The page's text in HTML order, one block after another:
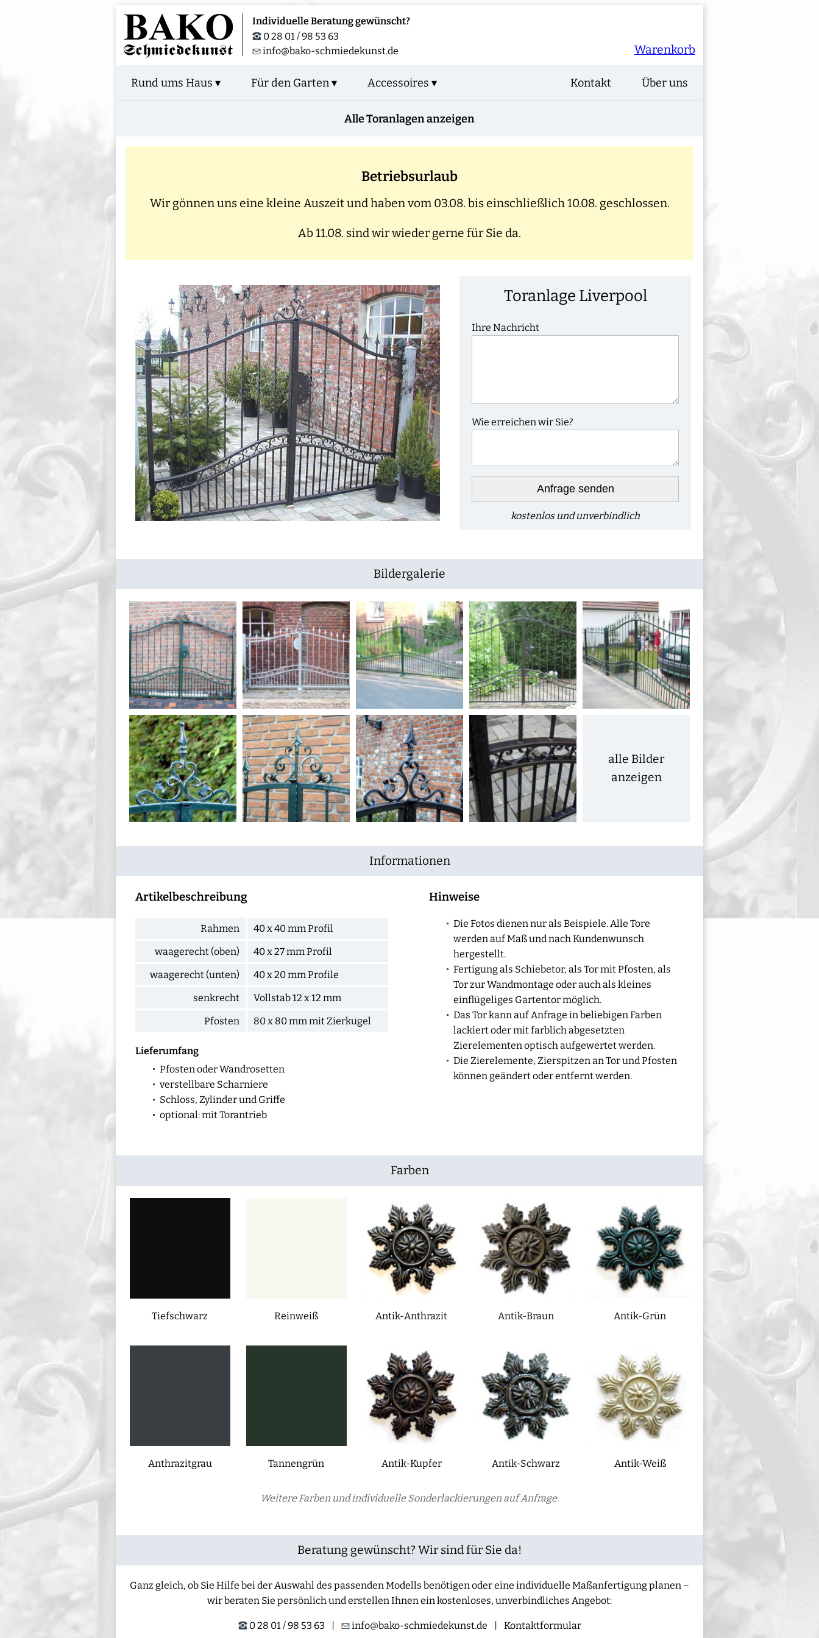
Individuelle Beratung gewünscht?
0 28 01 / 98 53 63
info@bako-schmiedekunst.de
Warenkorb
Rund ums Haus ▾ Für den Garten ▾ Accessoires ▾ Über uns
Kontakt
Alle Toranlagen anzeigen
Betriebsurlaub
Wir gönnen uns eine kleine Auszeit und haben vom 03.08. bis einschließlich 10.08. geschlossen.
Ab 11.08. sind wir wieder gerne für Sie da.
Toranlage Liverpool
Ihre Nachricht
Wie erreichen wir Sie?
Anfrage senden
kostenlos und unverbindlich
Bildergalerie
alle Bilder
anzeigen
Informationen
Artikelbeschreibung
Rahmen
40 x 40 mm Profil
waagerecht (oben)
40 x 27 mm Profil
waagerecht (unten)
40 x 20 mm Profile
senkrecht
Vollstab 12 x 12 mm
Pfosten
80 x 80 mm mit Zierkugel
Lieferumfang
Pfosten oder Wandrosetten
verstellbare Scharniere
Schloss, Zylinder und Griffe
optional: mit Torantrieb
Hinweise
Die Fotos dienen nur als Beispiele. Alle Tore
werden auf Maß und nach Kundenwunsch
hergestellt.
Fertigung als Schiebetor, als Tor mit Pfosten, als
Tor zur Wandmontage oder auch als kleines
einflügeliges Gartentor möglich.
Das Tor kann auf Anfrage in beliebigen Farben
lackiert oder mit farblich abgesetzten
Zierelementen optisch aufgewertet werden.
Die Zierelemente, Zierspitzen an Tor und Pfosten
können geändert oder entfernt werden.
Farben
Tiefschwarz Reinweiß
Anthrazitgrau Tannengrün
Antik-Anthrazit Antik-Braun Antik-Grün
Antik-Kupfer Antik-Schwarz Antik-Weiß
Weitere Farben und individuelle Sonderlackierungen auf Anfrage.
Beratung gewünscht? Wir sind für Sie da!
Ganz gleich, ob Sie Hilfe bei der Auswahl des passenden Modells benötigen oder eine individuelle Maßanfertigung planen –
wir beraten Sie persönlich und erstellen Ihnen ein kostenloses, unverbindliches Angebot:
0 28 01 / 98 53 63 info@bako-schmiedekunst.de Kontaktformular